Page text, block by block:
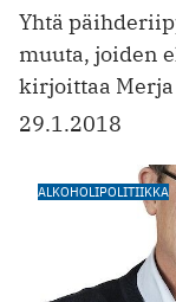
Yhtä
muuta, joiden
kirjoittaa
29.1.2018
ALKOHOLIPOLITIIKKA